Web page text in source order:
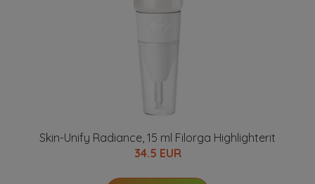
Skin-Unify Radiance, 15 ml Filorga Highlighterit
34.5 EUR